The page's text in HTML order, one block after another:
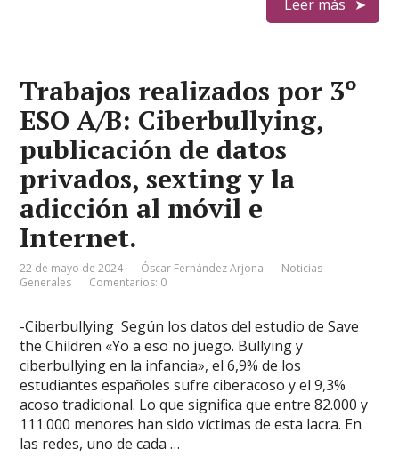
Leer más
Trabajos realizados por 3º
ESO A/B: Ciberbullying,
publicación de datos
privados, sexting y la
adicción al móvil e
Internet.
22 de mayo de 2024 Óscar Fernández Arjona
Noticias
Generales
Comentarios: 0
-Ciberbullying Según los datos del estudio de Save
the Children «Yo a eso no juego. Bullying y
ciberbullying en la infancia», el 6,9% de los
estudiantes españoles sufre ciberacoso y el 9,3%
acoso tradicional. Lo que significa que entre 82.000 y
111.000 menores han sido víctimas de esta lacra. En
las redes, uno de cada …